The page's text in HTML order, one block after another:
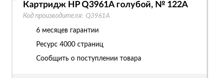
Картридж HP Q3961A голубой, № 122A
Код производителя: Q3961A
6 месяцев гарантии
Ресурс 4000 страниц
Сообщить о поступлении товара